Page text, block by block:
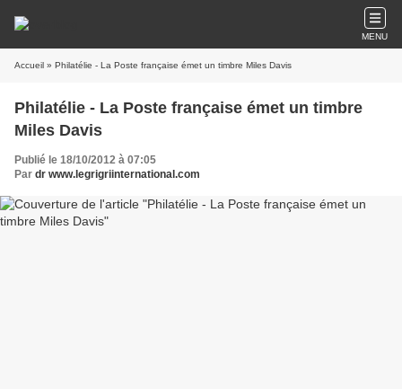
MENU
Accueil » Philatélie - La Poste française émet un timbre Miles Davis
Philatélie - La Poste française émet un timbre
Miles Davis
Publié le 18/10/2012 à 07:05
Par dr www.legrigriinternational.com